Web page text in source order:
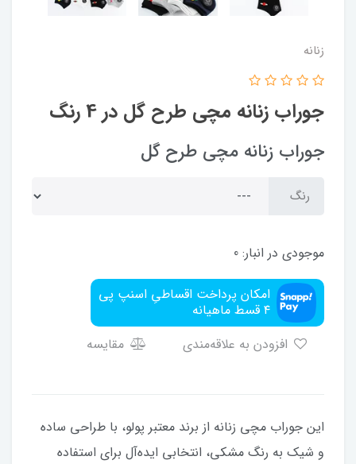
زنانه
جوراب زنانه مچی طرح گل در 4 رنگ
جوراب زنانه مچی طرح گل
رنگ
موجودی در انبار: 0
امکان پرداخت اقساطیِ اسنپ پی
۴ قسط ماهیانه
مقایسه
این جوراب مچی زنانه از برند معتبر پولو، با طراحی ساده
و شیک به رنگ مشکی، انتخابی ایده‌آل برای استفاده